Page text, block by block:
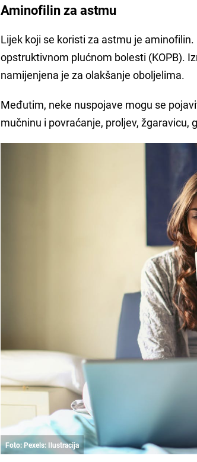
Aminofilin za astmu
Lijek koji se koristi za astmu je
opstruktivnom plućnom bolesti (KOPB).
namijenjena je za olakšanje oboljelima.
Međutim, neke nuspojave mogu se
mučninu i povraćanje, proljev, žgaravicu,
Foto: Pexels: Ilustracija